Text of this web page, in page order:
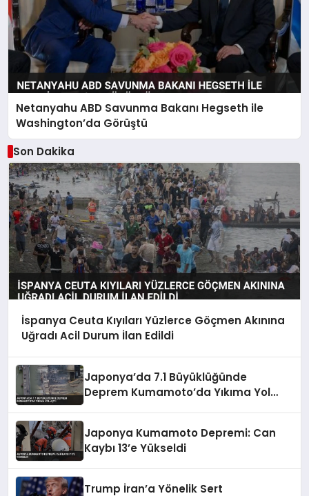
Netanyahu ABD Savunma Bakanı Hegseth ile
Washington’da Görüştü
Son Dakika
İspanya Ceuta Kıyıları Yüzlerce Göçmen Akınına
Uğradı Acil Durum İlan Edildi
Japonya’da 7.1 Büyüklüğünde
Deprem Kumamoto’da Yıkıma Yol
Japonya Kumamoto Depremi: Can
Kaybı 13’e Yükseldi
Trump İran’a Yönelik Sert